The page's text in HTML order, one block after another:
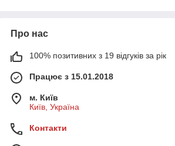
Про нас
100% позитивних з 19 відгуків за рік
Працює з 15.01.2018
м. Київ
Київ, Україна
Контакти